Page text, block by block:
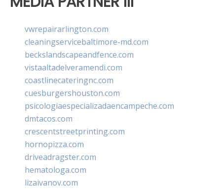
vwrepairarlington.com
cleaningservicebaltimore-md.com
beckslandscapeandfence.com
vistaaltadelveramendi.com
coastlinecateringnc.com
cuesburgershouston.com
psicologiaespecializadaencampeche.com
dmtacos.com
crescentstreetprinting.com
hornopizza.com
driveadragster.com
hematologa.com
lizaivanov.com